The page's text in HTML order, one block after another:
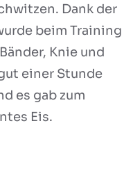
Dank der
beim Training
Knie und
einer Stunde
es gab zum
Eis.